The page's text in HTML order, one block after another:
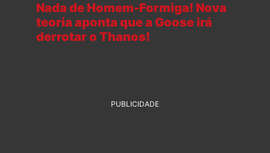
Nada de Homem-Formiga! Nova
teoria aponta que a Goose irá
derrotar o Thanos!
PUBLICIDADE